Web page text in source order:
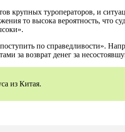
крупных туроператоров, и
то высока вероятность, что
по справедливости».
за возврат денег за
из Китая.